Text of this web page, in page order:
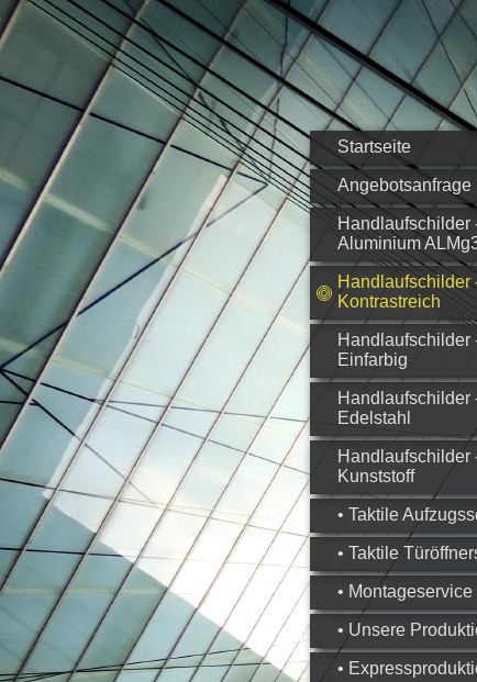
Startseite
Angebotsanfrage
Handlaufschilder
Aluminium
Handlaufschilder
Kontrastreich
Handlaufschilder
Einfarbig
Handlaufschilder
Edelstahl
Handlaufschilder
Kunststoff
• Taktile
• Taktile
• Montageservice
• Unsere
•